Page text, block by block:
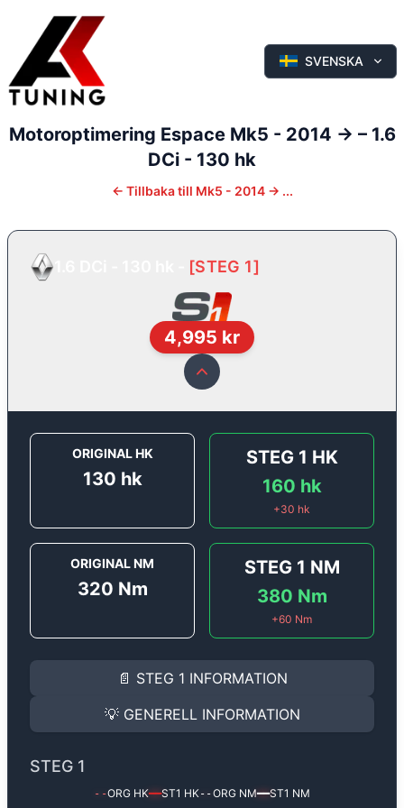
SVENSKA
Motoroptimering Espace Mk5 - 2014 -> – 1.6
DCi - 130 hk
← Tillbaka till Mk5 - 2014 -> ...
[STEG 1]
4,995 kr
ORIGINAL HK
130 hk
STEG 1 HK
160 hk
+30 hk
ORIGINAL NM
320 Nm
STEG 1 NM
380 Nm
+60 Nm
📄 STEG 1 INFORMATION
INFORMATION
Steg 1
Renault Espace 1.6 DCi -
Effekten ökar från130 hktill160 hkoch
(+30 hk & +60 Nm).
Ger mer effekt, högre vridmoment, lägre
Steg 1 mjukvara justerar vi ett antal
💡 GENERELL INFORMATION
✅ All mjukvara är skräddarsydd för din bil
✅ Felsökning inann samt efter optimering
STEG 1
--ORG HK━━ST1 HK--ORG NM━━ST1 NM